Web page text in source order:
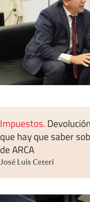
Impuestos.
que hay que saber
de ARCA
José Luis Ceteri